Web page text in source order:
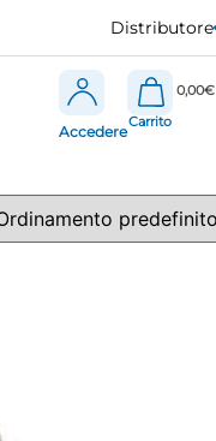
Distributore
Accedere
€
0,00